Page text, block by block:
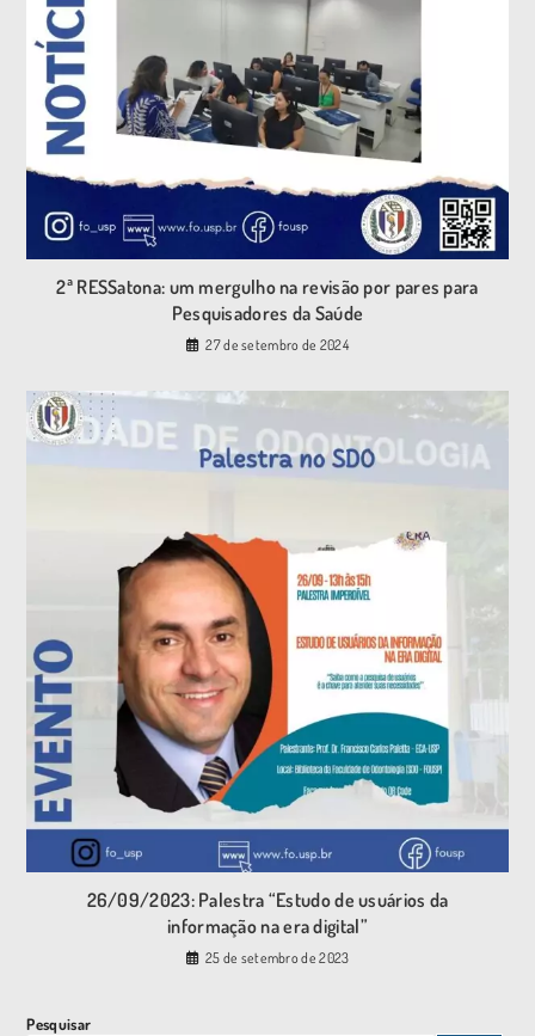
2ª RESSatona: um mergulho na revisão por pares para
Pesquisadores da Saúde
27 de setembro de 2024
26/09/2023: Palestra “Estudo de usuários da
informação na era digital”
25 de setembro de 2023
Pesquisar